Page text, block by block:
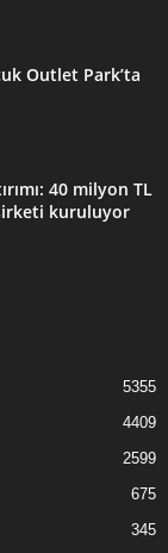
Outlet Park’ta
40 milyon TL
kuruluyor
5355
4409
2599
675
345